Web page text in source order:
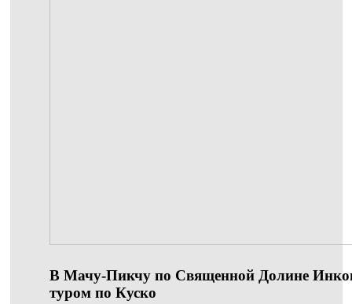
В Мачу-Пикчу по Священной Долине
туром по Куско